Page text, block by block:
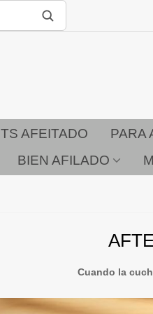
AFEITADO PARA
BIEN AFILADO
Cuando la